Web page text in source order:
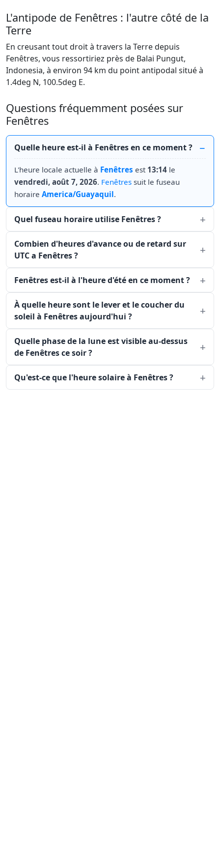
L'antipode de Fenêtres : l'autre côté de la
Terre
En creusant tout droit à travers la Terre depuis
Fenêtres, vous ressortiriez près de Balai Pungut,
Indonesia, à environ 94 km du point antipodal situé à
1.4deg N, 100.5deg E.
Questions fréquemment posées sur
Fenêtres
Quelle heure est-il à Fenêtres en ce moment ?
L'heure locale actuelle à Fenêtres est 13:14 le
vendredi, août 7, 2026. Fenêtres suit le fuseau
horaire America/Guayaquil.
Quel fuseau horaire utilise Fenêtres ?
Combien d'heures d'avance ou de retard sur
UTC a Fenêtres ?
Fenêtres est-il à l'heure d'été en ce moment ?
À quelle heure sont le lever et le coucher du
soleil à Fenêtres aujourd'hui ?
Quelle phase de la lune est visible au-dessus
de Fenêtres ce soir ?
Qu'est-ce que l'heure solaire à Fenêtres ?